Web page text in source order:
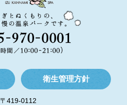
衛生管理方針
〒419-0112